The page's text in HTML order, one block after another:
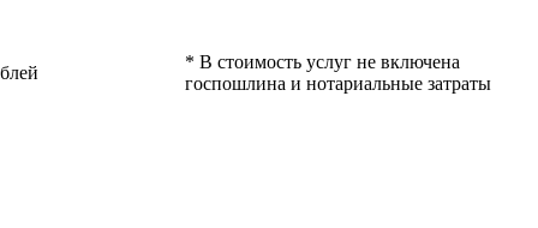
* В стоимость услуг не включена
госпошлина и нотариальные затраты